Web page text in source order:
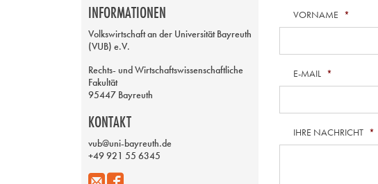
INFORMATIONEN
Volkswirtschaft an der Universität Bayreuth
(VUB) e.V.
Rechts- und Wirtschaftswissenschaftliche
Fakultät
95447 Bayreuth
KONTAKT
vub@uni-bayreuth.de
+49 921 55 6345
VORNAME *
E-MAIL *
IHRE NACHRICHT *